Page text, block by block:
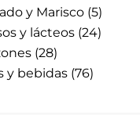
y Marisco (5)
y lácteos (24)
(28)
y bebidas (76)